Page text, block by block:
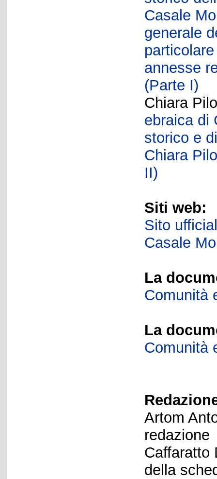
Casale
generale
annesse
(Parte I)
Chiara
ebraica di
storico e
Chiara
II)
Siti web:
Sito
Casale
La
Comunità
La
Comunità
Artom
redazione
Caffaratto
della